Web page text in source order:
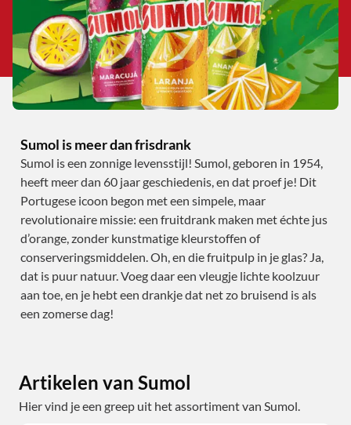
Sumol is meer dan frisdrank
Sumol is een zonnige levensstijl! Sumol, geboren in 1954,
heeft meer dan 60 jaar geschiedenis, en dat proef je! Dit
Portugese icoon begon met een simpele, maar
revolutionaire missie: een fruitdrank maken met échte jus
d’orange, zonder kunstmatige kleurstoffen of
conserveringsmiddelen. Oh, en die fruitpulp in je glas? Ja,
dat is puur natuur. Voeg daar een vleugje lichte koolzuur
aan toe, en je hebt een drankje dat net zo bruisend is als
een zomerse dag!
Artikelen van Sumol
Hier vind je een greep uit het assortiment van Sumol.